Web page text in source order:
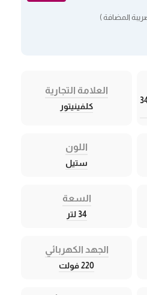
المضافة )
ان كلفينيتور 34
العلامة التجارية
كلفينيتور
اللون
ستيل
السعة
34 لتر
الجهد الكهربائي
220 فولت